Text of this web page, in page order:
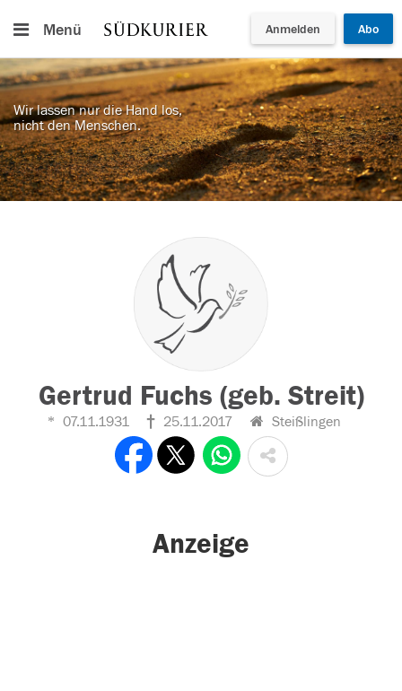
Menü Anmelden Abo
Wir lassen nur die Hand los,
nicht den Menschen.
Gertrud Fuchs (geb. Streit)
07.11.1931 25.11.2017 Steißlingen
Anzeige